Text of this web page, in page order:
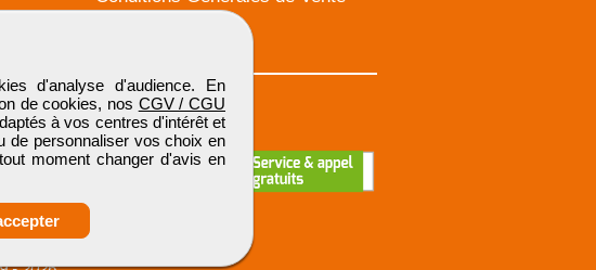
d'analyse d'audience. En
de cookies, nos CGV / CGU
à vos centres d'intérêt et
de personnaliser vos choix en
moment changer d'avis en